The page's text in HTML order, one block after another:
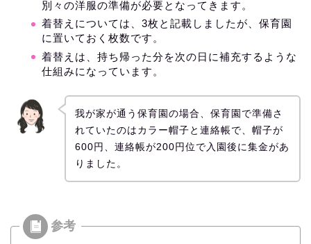
別々の洋服の準備が必要となってきます。
着替えについては、3枚と記載しましたが、保育園
に置いておく枚数です。
着替えは、持ち帰った分を次の日に補充するような
仕組みになっています。
我が家が通う保育園の場合、保育園で準備さ
れていたのはカラー帽子と連絡帳で、帽子が
600円、連絡帳が200円位で入園後に集金があ
りました。